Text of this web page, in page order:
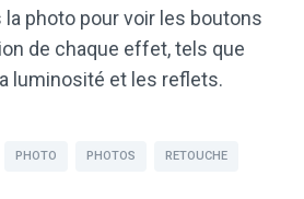
photo pour voir les boutons
de chaque effet, tels que
luminosité et les reflets.
PHOTO PHOTOS RETOUCHE